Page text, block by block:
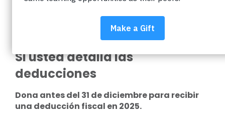
provecho de tus donaciones caritativas este año
Si usted detalla las
deducciones
Dona antes del 31 de diciembre para recibir
una deducción fiscal en 2025.